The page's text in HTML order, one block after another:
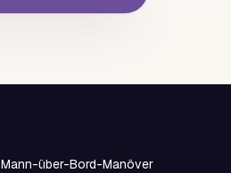
Mann-über-Bord-Manöver